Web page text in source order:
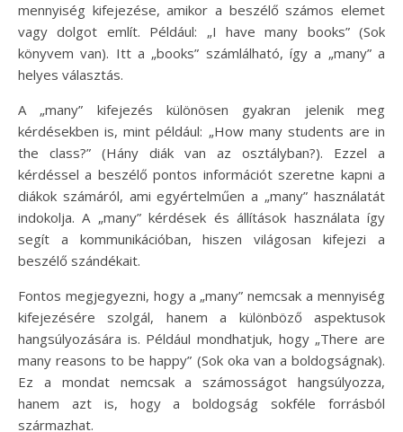
mennyiség kifejezése, amikor a beszélő számos elemet
vagy dolgot említ. Például: „I have many books” (Sok
könyvem van). Itt a „books” számlálható, így a „many” a
helyes választás.
A „many” kifejezés különösen gyakran jelenik meg
kérdésekben is, mint például: „How many students are in
the class?” (Hány diák van az osztályban?). Ezzel a
kérdéssel a beszélő pontos információt szeretne kapni a
diákok számáról, ami egyértelműen a „many” használatát
indokolja. A „many” kérdések és állítások használata így
segít a kommunikációban, hiszen világosan kifejezi a
beszélő szándékait.
Fontos megjegyezni, hogy a „many” nemcsak a mennyiség
kifejezésére szolgál, hanem a különböző aspektusok
hangsúlyozására is. Például mondhatjuk, hogy „There are
many reasons to be happy” (Sok oka van a boldogságnak).
Ez a mondat nemcsak a számosságot hangsúlyozza,
hanem azt is, hogy a boldogság sokféle forrásból
származhat.